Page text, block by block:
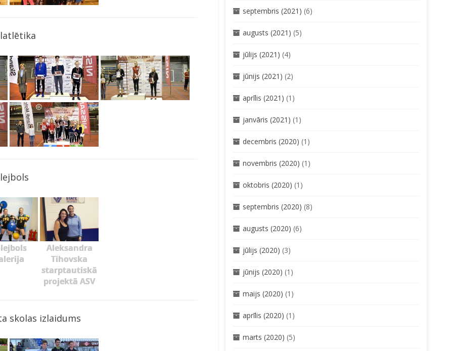
Aleksandra
Tihovska
starptautiskā
projektā ASV
skolas izlaidums
septembris (2021) (6)
augusts (2021) (5)
jūlijs (2021) (4)
jūnijs (2021) (2)
aprīlis (2021) (1)
janvāris (2021) (1)
decembris (2020) (1)
novembris (2020) (1)
oktobris (2020) (1)
septembris (2020) (8)
augusts (2020) (6)
jūlijs (2020) (3)
jūnijs (2020) (1)
maijs (2020) (1)
aprīlis (2020) (1)
marts (2020) (5)